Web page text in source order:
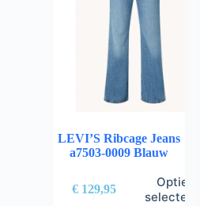
LEVI’S Ribcage Jeans
a7503-0009 Blauw
€129,95
Opties
selecteren